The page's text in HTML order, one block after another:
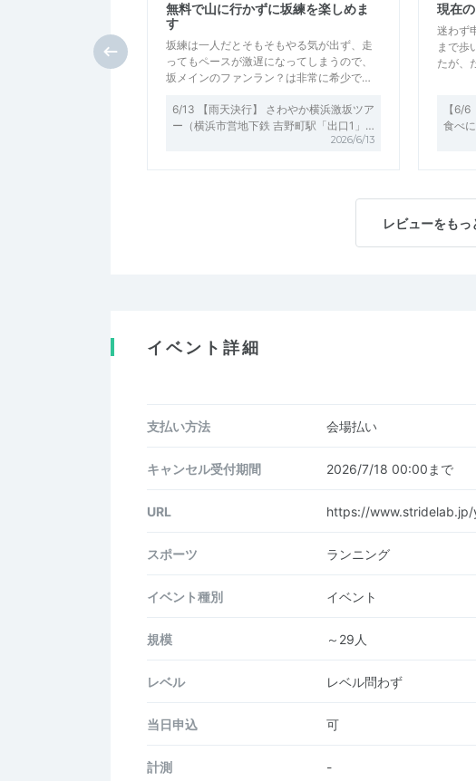
無料で山に行かずに坂練を楽しめま
す
坂練は一人だとそもそもやる気が出ず、走
ってもペースが激遅になってしまうので、
坂メインのファンラン？は非常に希少で…
6/13 【雨天決行】 さわやか横浜激坂ツア
ー（横浜市営地下鉄 吉野町駅「出口1」…
2026/6/13
現在
迷わず
まで歩
たが、
【6/
食べ
レビューをもっ
イベント詳細
支払い方法 会場払い
キャンセル受付期間 2026/7/18 00:00まで
URL https://
スポーツ ランニング
イベント種別 イベント
規模 ～29人
レベル レベル問わず
当日申込 可
計測 -